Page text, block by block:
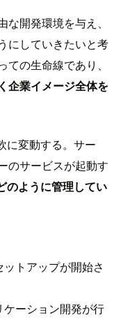
開発環境を与え、
にしていきたいと考
の生命線であり、
企業イメージ全体を
に変動する。サー
のサービスが起動す
のように管理してい
トアップが開始さ
ーション開発が行